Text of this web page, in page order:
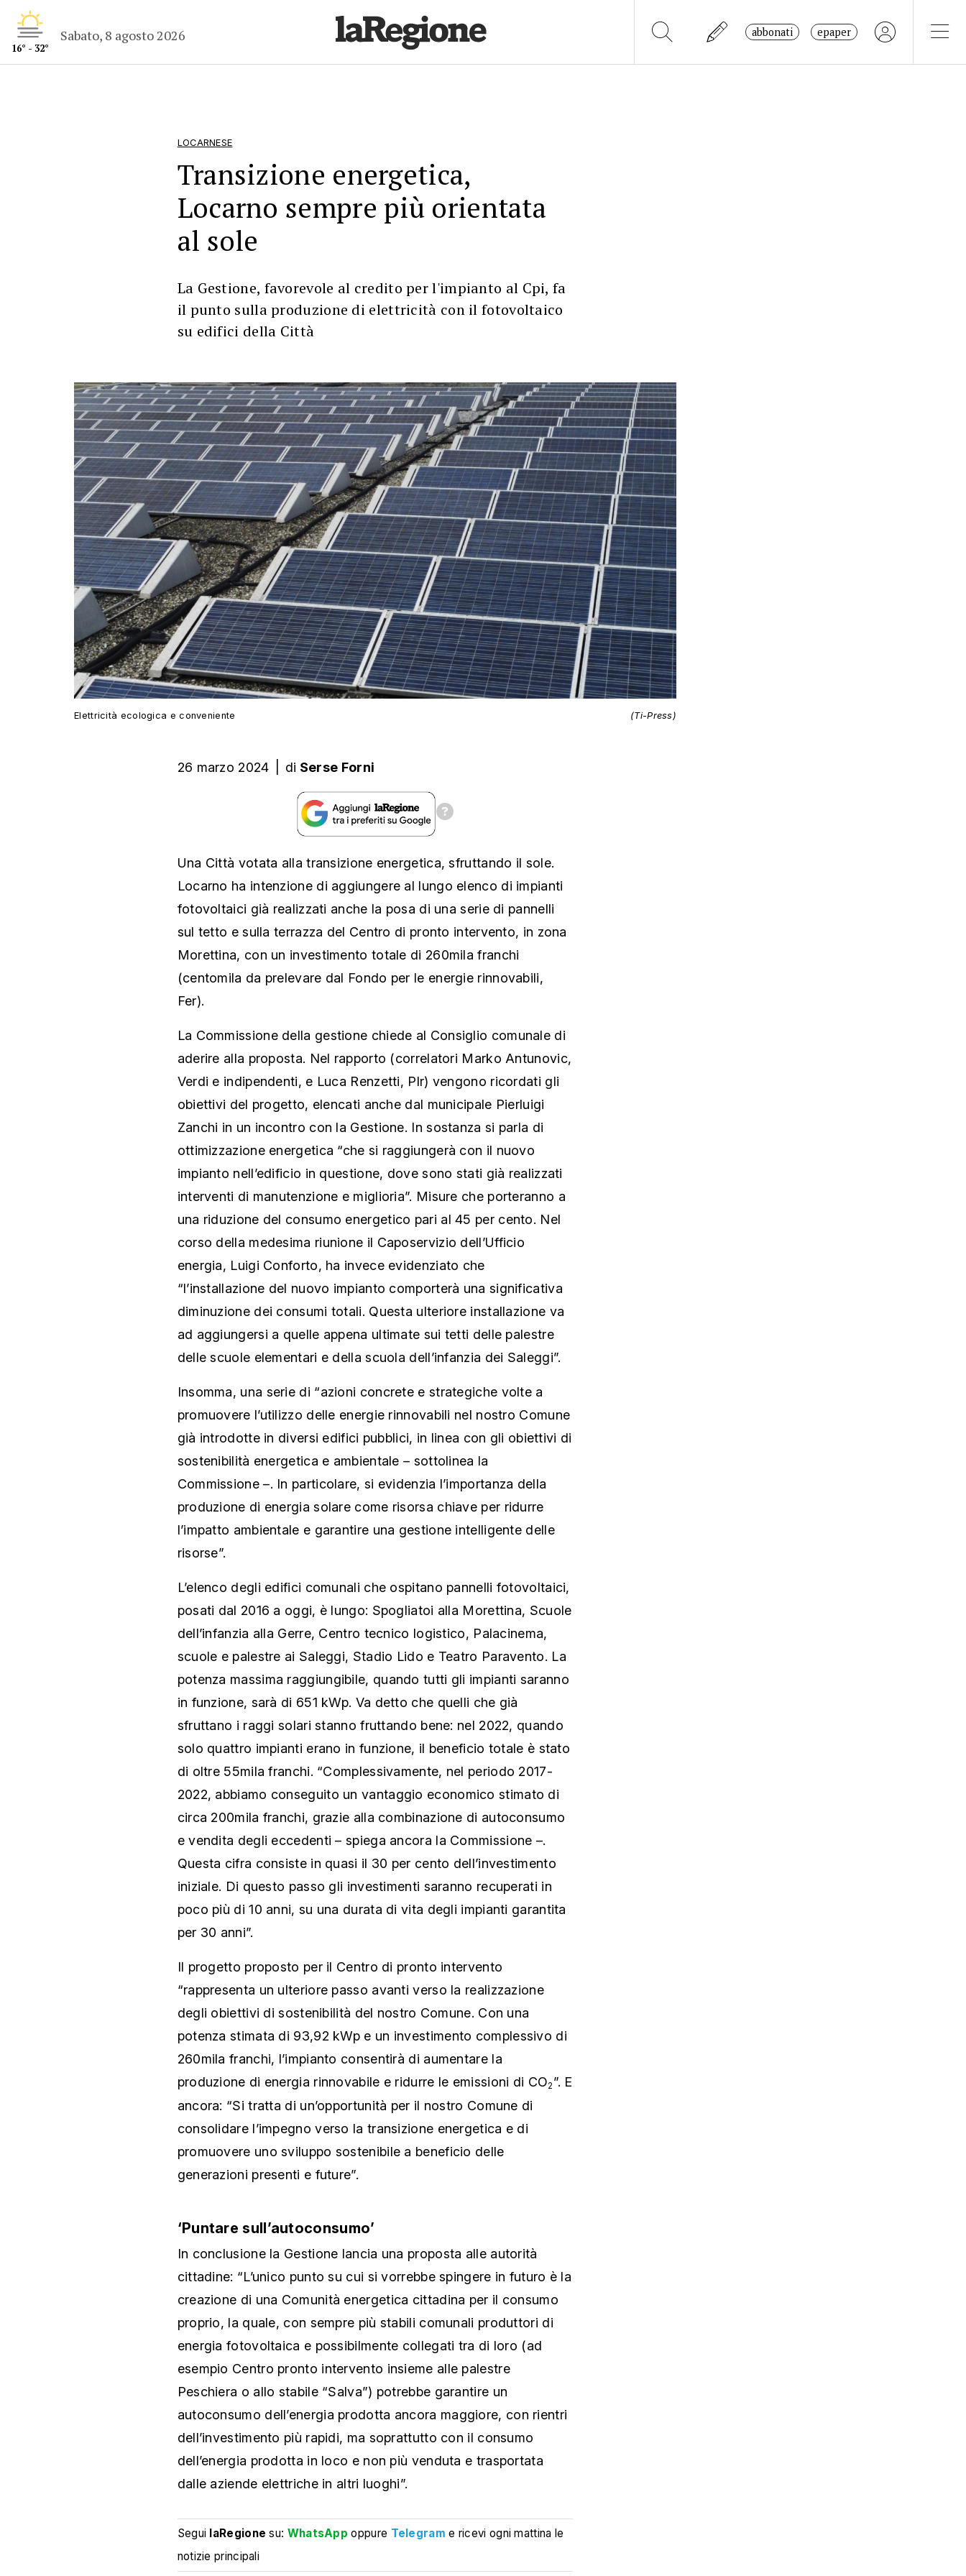
16° - 32°
Sabato, 8 agosto 2026 abbonati epaper
LOCARNESE
Transizione energetica,
Locarno sempre più orientata
al sole
La Gestione, favorevole al credito per l'impianto al Cpi, fa
il punto sulla produzione di elettricità con il fotovoltaico
su edifici della Città
Elettricità ecologica e conveniente (Ti-Press)
26 marzo 2024 di Serse Forni
Una Città votata alla transizione energetica, sfruttando il sole.
Locarno ha intenzione di aggiungere al lungo elenco di impianti
fotovoltaici già realizzati anche la posa di una serie di pannelli
sul tetto e sulla terrazza del Centro di pronto intervento, in zona
Morettina, con un investimento totale di 260mila franchi
(centomila da prelevare dal Fondo per le energie rinnovabili,
Fer).
La Commissione della gestione chiede al Consiglio comunale di
aderire alla proposta. Nel rapporto (correlatori Marko Antunovic,
Verdi e indipendenti, e Luca Renzetti, Plr) vengono ricordati gli
obiettivi del progetto, elencati anche dal municipale Pierluigi
Zanchi in un incontro con la Gestione. In sostanza si parla di
ottimizzazione energetica “che si raggiungerà con il nuovo
impianto nell’edificio in questione, dove sono stati già realizzati
interventi di manutenzione e miglioria”. Misure che porteranno a
una riduzione del consumo energetico pari al 45 per cento. Nel
corso della medesima riunione il Caposervizio dell’Ufficio
energia, Luigi Conforto, ha invece evidenziato che
“l’installazione del nuovo impianto comporterà una significativa
diminuzione dei consumi totali. Questa ulteriore installazione va
ad aggiungersi a quelle appena ultimate sui tetti delle palestre
delle scuole elementari e della scuola dell’infanzia dei Saleggi”.
Insomma, una serie di “azioni concrete e strategiche volte a
promuovere l’utilizzo delle energie rinnovabili nel nostro Comune
già introdotte in diversi edifici pubblici, in linea con gli obiettivi di
sostenibilità energetica e ambientale – sottolinea la
Commissione –. In particolare, si evidenzia l’importanza della
produzione di energia solare come risorsa chiave per ridurre
l’impatto ambientale e garantire una gestione intelligente delle
risorse”.
L’elenco degli edifici comunali che ospitano pannelli fotovoltaici,
posati dal 2016 a oggi, è lungo: Spogliatoi alla Morettina, Scuole
dell’infanzia alla Gerre, Centro tecnico logistico, Palacinema,
scuole e palestre ai Saleggi, Stadio Lido e Teatro Paravento. La
potenza massima raggiungibile, quando tutti gli impianti saranno
in funzione, sarà di 651 kWp. Va detto che quelli che già
sfruttano i raggi solari stanno fruttando bene: nel 2022, quando
solo quattro impianti erano in funzione, il beneficio totale è stato
di oltre 55mila franchi. “Complessivamente, nel periodo 2017-
2022, abbiamo conseguito un vantaggio economico stimato di
circa 200mila franchi, grazie alla combinazione di autoconsumo
e vendita degli eccedenti – spiega ancora la Commissione –.
Questa cifra consiste in quasi il 30 per cento dell’investimento
iniziale. Di questo passo gli investimenti saranno recuperati in
poco più di 10 anni, su una durata di vita degli impianti garantita
per 30 anni”.
Il progetto proposto per il Centro di pronto intervento
“rappresenta un ulteriore passo avanti verso la realizzazione
degli obiettivi di sostenibilità del nostro Comune. Con una
potenza stimata di 93,92 kWp e un investimento complessivo di
260mila franchi, l’impianto consentirà di aumentare la
produzione di energia rinnovabile e ridurre le emissioni di CO2 ”. E
ancora: “Si tratta di un’opportunità per il nostro Comune di
consolidare l’impegno verso la transizione energetica e di
promuovere uno sviluppo sostenibile a beneficio delle
generazioni presenti e future”.
‘Puntare sull’autoconsumo’
In conclusione la Gestione lancia una proposta alle autorità
cittadine: “L’unico punto su cui si vorrebbe spingere in futuro è la
creazione di una Comunità energetica cittadina per il consumo
proprio, la quale, con sempre più stabili comunali produttori di
energia fotovoltaica e possibilmente collegati tra di loro (ad
esempio Centro pronto intervento insieme alle palestre
Peschiera o allo stabile “Salva”) potrebbe garantire un
autoconsumo dell’energia prodotta ancora maggiore, con rientri
dell’investimento più rapidi, ma soprattutto con il consumo
dell’energia prodotta in loco e non più venduta e trasportata
dalle aziende elettriche in altri luoghi”.
Segui laRegione su: WhatsApp oppure Telegram e ricevi ogni mattina le
notizie principali